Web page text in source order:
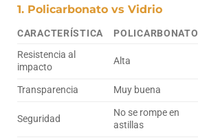
1. Policarbonato vs Vidrio
CARACTERÍSTICA POLICARBONATO
Resistencia al
impacto
Alta
Transparencia
Muy buena
Seguridad
No se rompe en
astillas